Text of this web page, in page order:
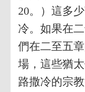
20。）這多
冷。如果在
們在二至五
場，這些猶
路撒冷的宗